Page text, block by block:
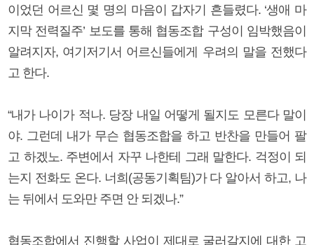
이었던 어르신 몇 명의 마음이 갑자기 흔들렸다. ‘생애 마
지막 전력질주’ 보도를 통해 협동조합 구성이 임박했음이
알려지자, 여기저기서 어르신들에게 우려의 말을 전했다
고 한다.
“내가 나이가 적나. 당장 내일 어떻게 될지도 모른다 말이
야. 그런데 내가 무슨 협동조합을 하고 반찬을 만들어 팔
고 하겠노. 주변에서 자꾸 나한테 그래 말한다. 걱정이 되
는지 전화도 온다. 너희(공동기획팀)가 다 알아서 하고, 나
는 뒤에서 도와만 주면 안 되겠나.”
협동조합에서 진행할 사업이 제대로 굴러갈지에 대한 고